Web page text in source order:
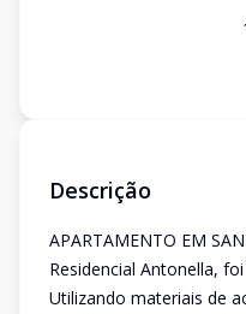
Descrição
APARTAMENTO EM
Residencial Antonella,
Utilizando materiais de